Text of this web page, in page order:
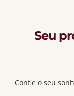
Seu
Confie o seu